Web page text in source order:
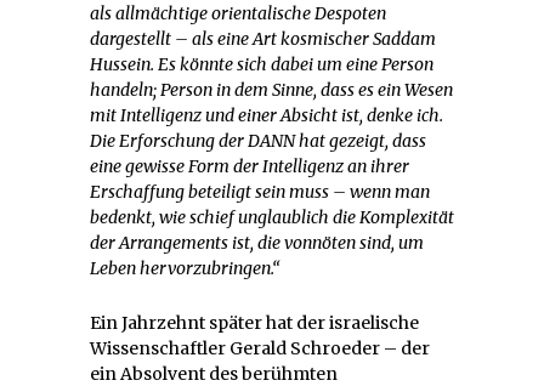
als allmächtige orientalische Despoten
dargestellt – als eine Art kosmischer Saddam
Hussein. Es könnte sich dabei um eine Person
handeln; Person in dem Sinne, dass es ein Wesen
mit Intelligenz und einer Absicht ist, denke ich.
Die Erforschung der DANN hat gezeigt, dass
eine gewisse Form der Intelligenz an ihrer
Erschaffung beteiligt sein muss – wenn man
bedenkt, wie schief unglaublich die Komplexität
der Arrangements ist, die vonnöten sind, um
Leben hervorzubringen.“
Ein Jahrzehnt später hat der israelische
Wissenschaftler Gerald Schroeder – der
ein Absolvent des berühmten